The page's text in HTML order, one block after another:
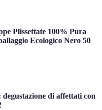
Plissettate 100% Pura
Ecologico Nero 50
di affettati con